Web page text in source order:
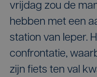
vrijdag zou de
hebben met een
station van Ieper.
confrontatie,
zijn fiets ten val